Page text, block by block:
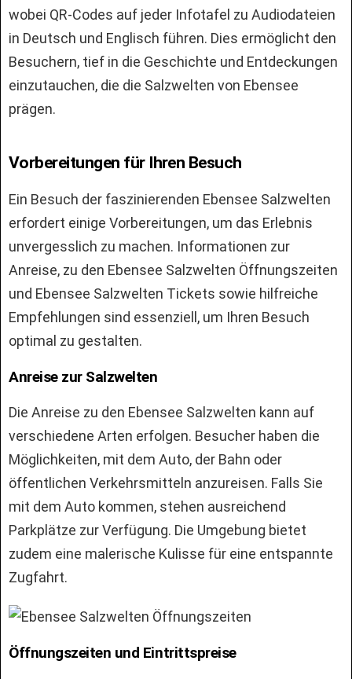
wobei QR-Codes auf jeder Infotafel zu Audiodateien
in Deutsch und Englisch führen. Dies ermöglicht den
Besuchern, tief in die Geschichte und Entdeckungen
einzutauchen, die die Salzwelten von Ebensee
prägen.
Vorbereitungen für Ihren Besuch
Ein Besuch der faszinierenden Ebensee Salzwelten
erfordert einige Vorbereitungen, um das Erlebnis
unvergesslich zu machen. Informationen zur
Anreise, zu den Ebensee Salzwelten Öffnungszeiten
und Ebensee Salzwelten Tickets sowie hilfreiche
Empfehlungen sind essenziell, um Ihren Besuch
optimal zu gestalten.
Anreise zur Salzwelten
Die Anreise zu den Ebensee Salzwelten kann auf
verschiedene Arten erfolgen. Besucher haben die
Möglichkeiten, mit dem Auto, der Bahn oder
öffentlichen Verkehrsmitteln anzureisen. Falls Sie
mit dem Auto kommen, stehen ausreichend
Parkplätze zur Verfügung. Die Umgebung bietet
zudem eine malerische Kulisse für eine entspannte
Zugfahrt.
Öffnungszeiten und Eintrittspreise